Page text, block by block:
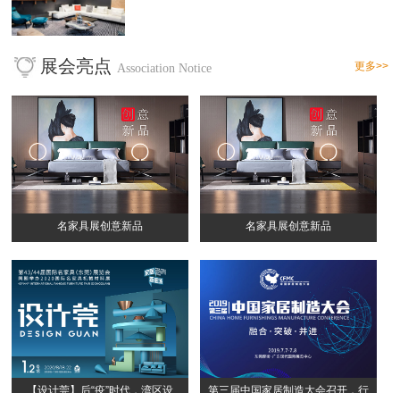
展会亮点 Association Notice 更多>>
名家具展创意新品 名家具展创意新品
【设计莞】后“疫”时代，湾区设 第三届中国家居制造大会召开，行